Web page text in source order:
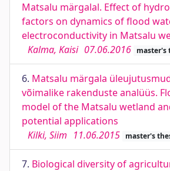
Matsalu märgalal. Effect of
factors on dynamics of flood
electroconductivity in Matsalu
Kalma, Kaisi 07.06.2016 master's
6. Matsalu märgala
võimalike rakenduste analüüs.
model of the Matsalu wetland
potential applications
Kilki, Siim 11.06.2015 master's
7. Biological diversity of